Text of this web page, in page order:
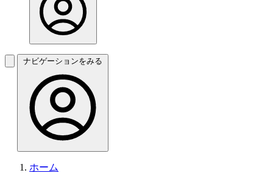
ナビゲーションをみる
ホーム